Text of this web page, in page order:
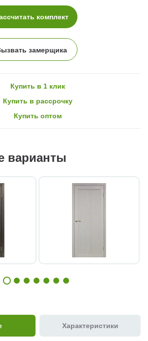
комплект
замерщика
Купить в 1 клик
Купить в рассрочку
Купить оптом
варианты
Характеристики